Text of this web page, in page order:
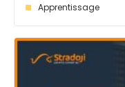
Apprentissage